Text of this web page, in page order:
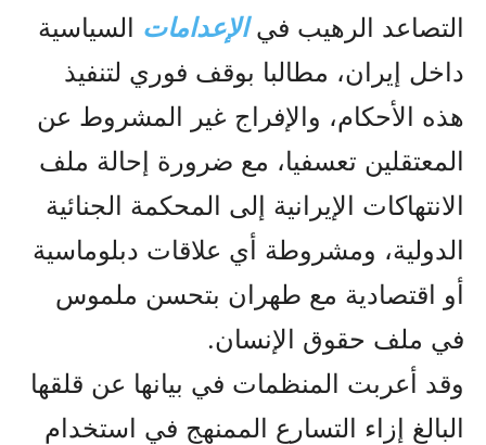
التصاعد الرهيب فيالإعدامات السياسية
داخل إيران، مطالبا بوقف فوري لتنفيذ
هذه الأحكام، والإفراج غير المشروط عن
المعتقلين تعسفيا، مع ضرورة إحالة ملف
الانتهاكات الإيرانية إلى المحكمة الجنائية
الدولية، ومشروطة أي علاقات دبلوماسية
أو اقتصادية مع طهران بتحسن ملموس
في ملف حقوق الإنسان.
وقد أعربت المنظمات في بيانها عن قلقها
البالغ إزاء التسارع الممنهج في استخدام